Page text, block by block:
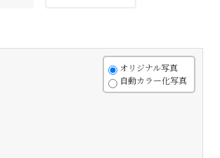
オリジナル写真
自動カラー化写真